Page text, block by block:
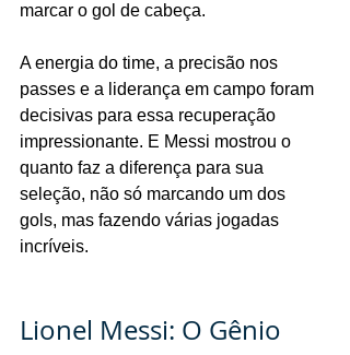
marcar o gol de cabeça.
A energia do time, a precisão nos
passes e a liderança em campo foram
decisivas para essa recuperação
impressionante. E Messi mostrou o
quanto faz a diferença para sua
seleção, não só marcando um dos
gols, mas fazendo várias jogadas
incríveis.
Lionel Messi: O Gênio